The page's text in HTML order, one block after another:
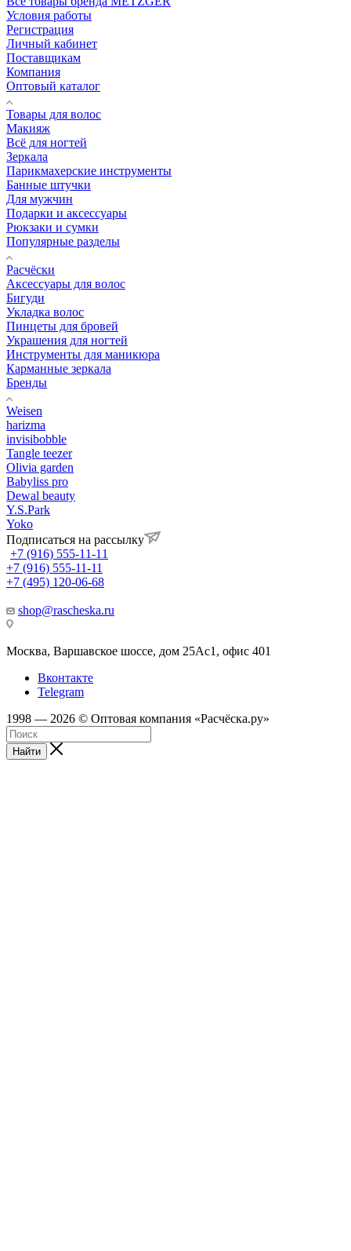
Условия работы
Регистрация
Личный кабинет
Поставщикам
Компания
Оптовый каталог
Товары для волос
Макияж
Всё для ногтей
Зеркала
Парикмахерские инструменты
Банные штучки
Для мужчин
Подарки и аксессуары
Рюкзаки и сумки
Популярные разделы
Расчёски
Аксессуары для волос
Бигуди
Укладка волос
Пинцеты для бровей
Украшения для ногтей
Инструменты для маникюра
Карманные зеркала
Бренды
Weisen
harizma
invisibobble
Tangle teezer
Olivia garden
Babyliss pro
Dewal beauty
Y.S.Park
Yoko
Подписаться на рассылку
+7 (916) 555-11-11
+7 (916) 555-11-11
+7 (495) 120-06-68
shop@rascheska.ru
Москва, Варшавское шоссе, дом 25Аc1, офис 401
Вконтакте
Telegram
1998 — 2026 © Оптовая компания «Расчёска.ру»
Найти